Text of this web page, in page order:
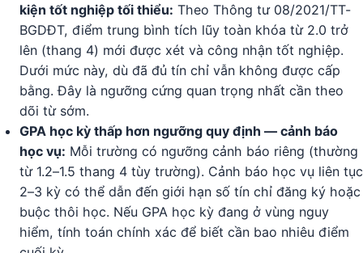
kiện tốt nghiệp tối thiểu: Theo Thông tư 08/2021/TT-
BGDĐT, điểm trung bình tích lũy toàn khóa từ 2.0 trở
lên (thang 4) mới được xét và công nhận tốt nghiệp.
Dưới mức này, dù đã đủ tín chỉ vẫn không được cấp
bằng. Đây là ngưỡng cứng quan trọng nhất cần theo
dõi từ sớm.
GPA học kỳ thấp hơn ngưỡng quy định — cảnh báo
học vụ: Mỗi trường có ngưỡng cảnh báo riêng (thường
từ 1.2–1.5 thang 4 tùy trường). Cảnh báo học vụ liên tục
2–3 kỳ có thể dẫn đến giới hạn số tín chỉ đăng ký hoặc
buộc thôi học. Nếu GPA học kỳ đang ở vùng nguy
hiểm, tính toán chính xác để biết cần bao nhiêu điểm